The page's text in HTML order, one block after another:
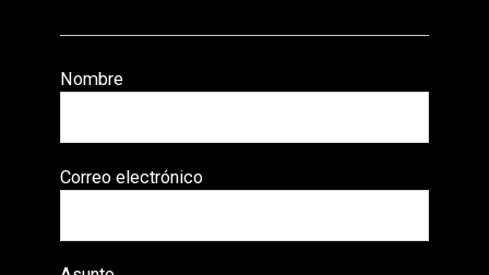
Nombre
Correo electrónico